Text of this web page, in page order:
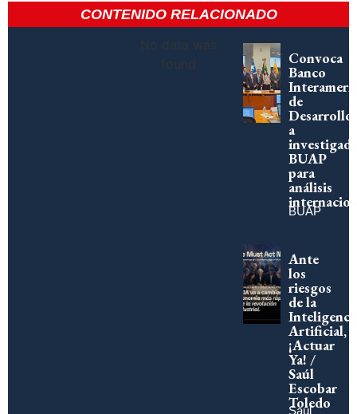
CONTENIDO RELACIONADO
No data was
found
Convoca
Banco
de
Desarrollo
a
BUAP
para
análisis
BUAP
Ante
los
riesgos
de la
Artificial,
¡Actuar
Ya! /
Saúl
Escobar
Toledo
Saúl